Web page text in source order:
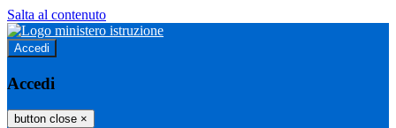
Salta al contenuto
Accedi
Accedi
button close ×